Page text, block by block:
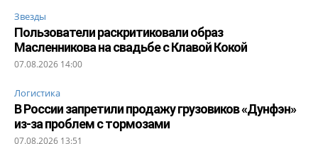
Звезды
Пользователи раскритиковали образ
Масленникова на свадьбе с Клавой Кокой
07.08.2026 14:00
Логистика
В России запретили продажу грузовиков «Дунфэн»
из-за проблем с тормозами
07.08.2026 13:51